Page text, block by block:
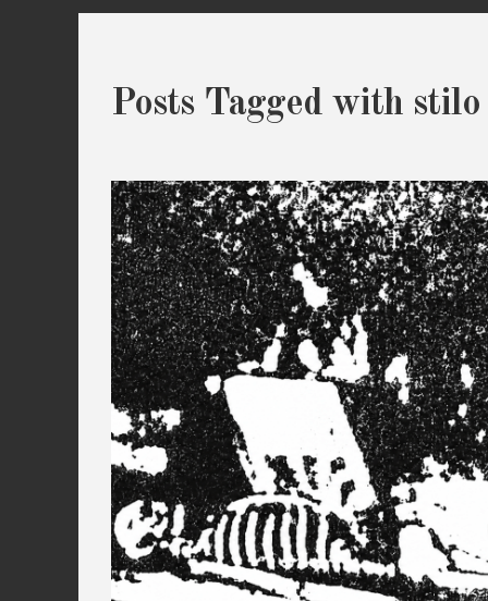
Posts Tagged with stilo